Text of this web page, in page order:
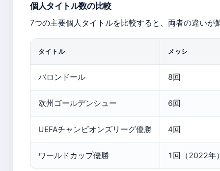
個人タイトル数の比較
7つの主要個人タイトルを比較すると、両者の違いが
タイトル メッシ
バロンドール 8回
欧州ゴールデンシュー 6回
UEFAチャンピオンズリーグ優勝 4回
ワールドカップ優勝 1回（2022年